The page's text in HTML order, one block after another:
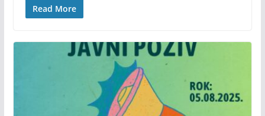
Read More